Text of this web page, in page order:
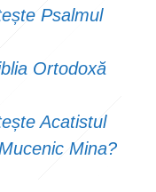
Psalmul
Ortodoxă
Acatistul
Mina?